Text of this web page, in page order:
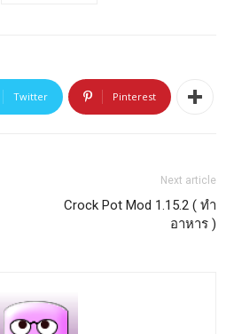
Twitter Pinterest
Next article
Crock Pot Mod 1.15.2 ( ทำ
อาหาร )